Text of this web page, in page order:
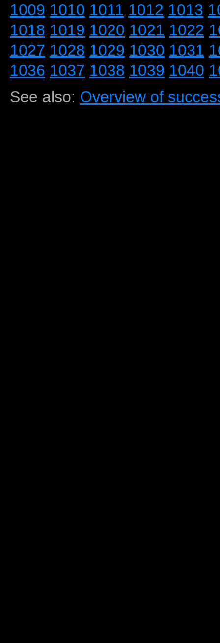
1009 1010 1011 1012 1013
1018 1019 1020 1021 1022
1027 1028 1029 1030 1031
1036 1037 1038 1039 1040
See also: Overview of